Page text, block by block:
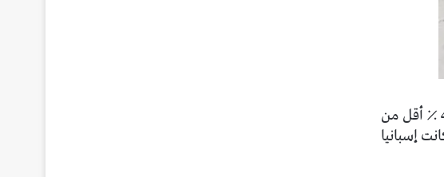
ومع ذلك ، يعتقد أرباب العمل أن عام 2021 سيغلق مع الناتج المحلي الإجمالي السياحي بنسبة 46.9 ٪ أقل من
أكثر من 154 مليار في عام 2019 ، عندما كانت إسبانيا